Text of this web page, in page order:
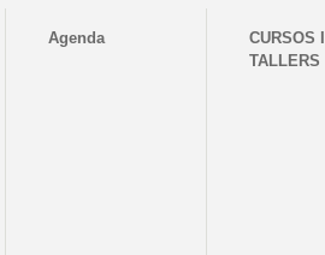
Agenda
CURSOS I
TALLERS